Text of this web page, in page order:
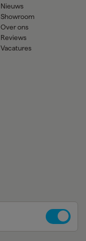
Nieuws
Showroom
Over ons
Reviews
Vacatures